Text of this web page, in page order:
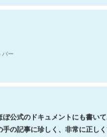
ー
公式のドキュメントにも書いて
の記事に珍しく、非常に正し